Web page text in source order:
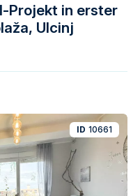
Projekt in erster
Ulcinj
ID 10661